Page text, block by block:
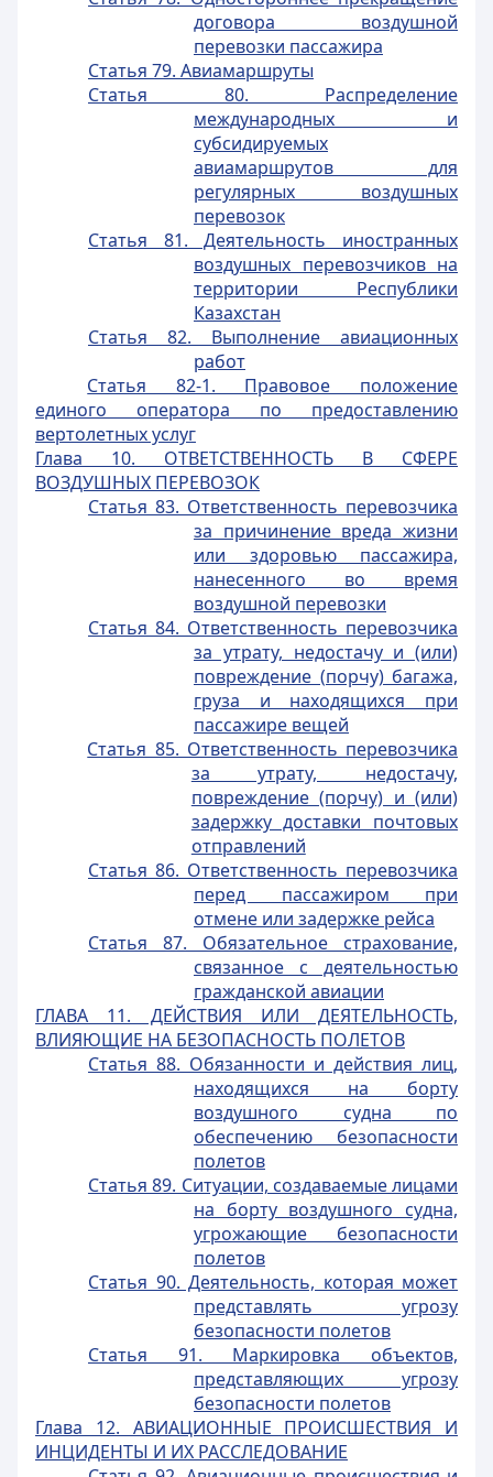
договора воздушной
перевозки пассажира
Статья 79. Авиамаршруты
Статья 80. Распределение
международных и
субсидируемых
авиамаршрутов для
регулярных воздушных
перевозок
Статья 81. Деятельность иностранных
воздушных перевозчиков на
территории Республики
Казахстан
Статья 82. Выполнение авиационных
работ
Статья 82-1. Правовое положение
единого оператора по предоставлению
вертолетных услуг
Глава 10. ОТВЕТСТВЕННОСТЬ В СФЕРЕ
ВОЗДУШНЫХ ПЕРЕВОЗОК
Статья 83. Ответственность перевозчика
за причинение вреда жизни
или здоровью пассажира,
нанесенного во время
воздушной перевозки
Статья 84. Ответственность перевозчика
за утрату, недостачу и (или)
повреждение (порчу) багажа,
груза и находящихся при
пассажире вещей
Статья 85. Ответственность перевозчика
за утрату, недостачу,
повреждение (порчу) и (или)
задержку доставки почтовых
отправлений
Статья 86. Ответственность перевозчика
перед пассажиром при
отмене или задержке рейса
Статья 87. Обязательное страхование,
связанное с деятельностью
гражданской авиации
ГЛАВА 11. ДЕЙСТВИЯ ИЛИ ДЕЯТЕЛЬНОСТЬ,
ВЛИЯЮЩИЕ НА БЕЗОПАСНОСТЬ ПОЛЕТОВ
Статья 88. Обязанности и действия лиц,
находящихся на борту
воздушного судна по
обеспечению безопасности
полетов
Статья 89. Ситуации, создаваемые лицами
на борту воздушного судна,
угрожающие безопасности
полетов
Статья 90. Деятельность, которая может
представлять угрозу
безопасности полетов
Статья 91. Маркировка объектов,
представляющих угрозу
безопасности полетов
Глава 12. АВИАЦИОННЫЕ ПРОИСШЕСТВИЯ И
ИНЦИДЕНТЫ И ИХ РАССЛЕДОВАНИЕ